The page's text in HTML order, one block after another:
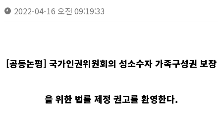
2022-04-16 오전 09:19:33
[공동논평] 국가인권위원회의 성소수자 가족구성권 보장
을 위한 법률 제정 권고를 환영한다.